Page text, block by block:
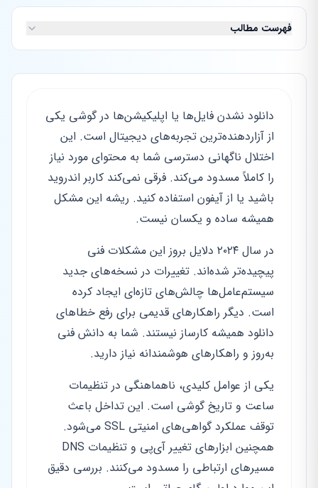
فهرست مطالب
دانلود نشدن فایل‌ها یا اپلیکیشن‌ها در گوشی یکی
از آزاردهنده‌ترین تجربه‌های دیجیتال است. این
اختلال ناگهانی دسترسی شما به محتوای مورد نیاز
را کاملاً مسدود می‌کند. فرقی نمی‌کند کاربر اندروید
باشید یا از آیفون استفاده کنید. ریشه این مشکل
همیشه ساده و یکسان نیست.
در سال ۲۰۲۴ دلایل بروز این مشکلات فنی
پیچیده‌تر شده‌اند. تغییرات در نسخه‌های جدید
سیستم‌عامل‌ها چالش‌های تازه‌ای ایجاد کرده
است. دیگر راهکارهای قدیمی برای رفع خطاهای
دانلود همیشه کارساز نیستند. شما به دانش فنی
به‌روز و راهکارهای هوشمندانه نیاز دارید.
یکی از عوامل کلیدی، ناهماهنگی در تنظیمات
ساعت و تاریخ گوشی است. این تداخل باعث
توقف عملکرد گواهی‌های امنیتی SSL می‌شود.
همچنین ابزارهای تغییر آی‌پی و تنظیمات DNS
مسیرهای ارتباطی را مسدود می‌کنند. بررسی دقیق